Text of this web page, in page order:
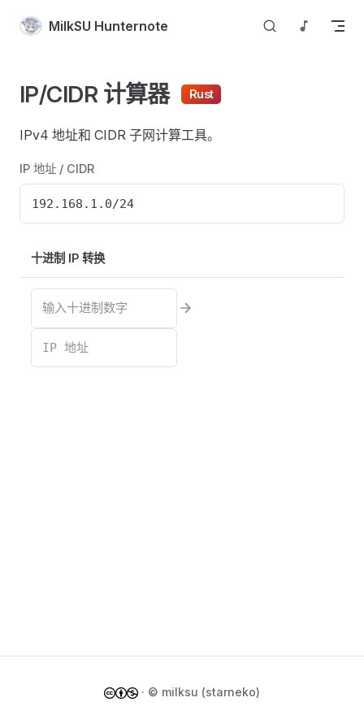
Skip to content
MilkSU Hunternote
IP/CIDR 计算器 Rust
IPv4 地址和 CIDR 子网计算工具。
IP 地址 / CIDR
十进制 IP 转换
· © milksu (starneko)